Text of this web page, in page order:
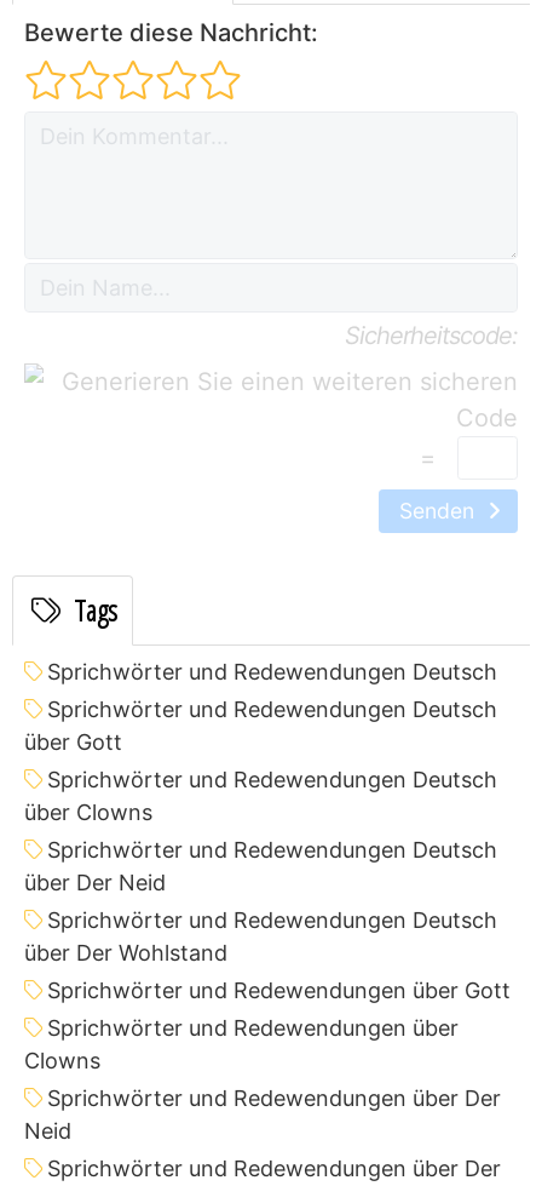
Bewerte diese Nachricht:
Sicherheitscode:
=
Senden
Tags
Sprichwörter und Redewendungen Deutsch
Sprichwörter und Redewendungen Deutsch
über Gott
Sprichwörter und Redewendungen Deutsch
über Clowns
Sprichwörter und Redewendungen Deutsch
über Der Neid
Sprichwörter und Redewendungen Deutsch
über Der Wohlstand
Sprichwörter und Redewendungen über Gott
Sprichwörter und Redewendungen über
Clowns
Sprichwörter und Redewendungen über Der
Neid
Sprichwörter und Redewendungen über Der